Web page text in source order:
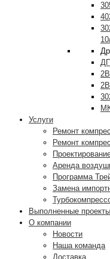
Услуги
Ремонт
Ремонт
Аренда
Программа
Замена
Выполненные проекты
О компании
Новости
Наша команда
Доставка